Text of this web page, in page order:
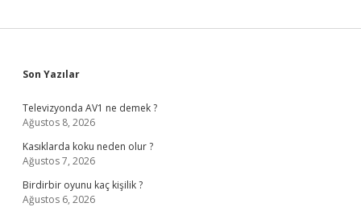
Sidebar
Son Yazılar
Televizyonda AV1 ne demek ?
Ağustos 8, 2026
Kasıklarda koku neden olur ?
Ağustos 7, 2026
Birdirbir oyunu kaç kişilik ?
Ağustos 6, 2026